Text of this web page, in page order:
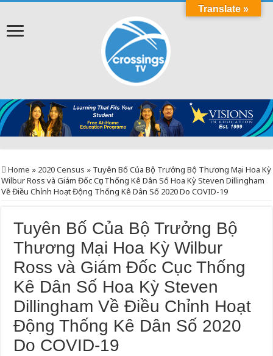
Home » 2020 Census » Tuyên Bố Của Bộ Trưởng Bộ Thương Mại Hoa Kỳ
Wilbur Ross và Giám Đốc Cục Thống Kê Dân Số Hoa Kỳ Steven Dillingham
Về Điều Chỉnh Hoạt Động Thống Kê Dân Số 2020 Do COVID-19
Tuyên Bố Của Bộ Trưởng Bộ
Thương Mại Hoa Kỳ Wilbur
Ross và Giám Đốc Cục Thống
Kê Dân Số Hoa Kỳ Steven
Dillingham Về Điều Chỉnh Hoạt
Động Thống Kê Dân Số 2020
Do COVID-19
Translate »